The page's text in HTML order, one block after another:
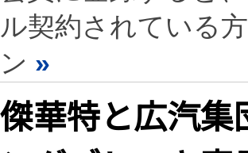
ル契約されている
ン »
傑華特と広汽集